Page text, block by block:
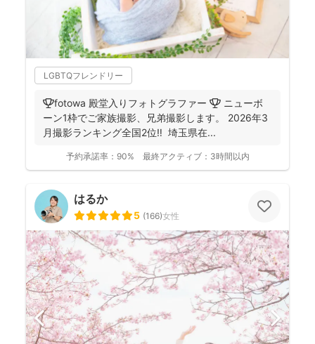
LGBTQフレンドリー
🏆fotowa 殿堂入りフォトグラファー 🏆 ニューボ
ーン1枠でご家族撮影、兄弟撮影します。 2026年3
月撮影ランキング全国2位‼️ 埼玉県在...
予約承諾率： 90% 最終アクティブ： 3時間以内
はるか
5 (166)女性